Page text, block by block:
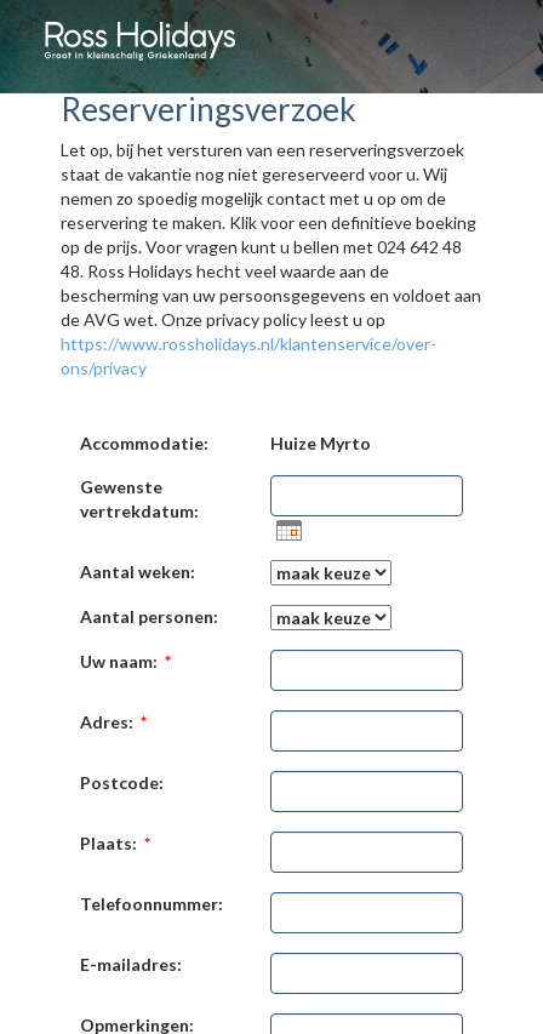
Reserveringsverzoek
Let op, bij het versturen van een reserveringsverzoek
staat de vakantie nog niet gereserveerd voor u. Wij
nemen zo spoedig mogelijk contact met u op om de
reservering te maken. Klik voor een definitieve boeking
op de prijs. Voor vragen kunt u bellen met 024 642 48
48. Ross Holidays hecht veel waarde aan de
bescherming van uw persoonsgegevens en voldoet aan
de AVG wet. Onze privacy policy leest u op
https://www.rossholidays.nl/klantenservice/over-
ons/privacy
Accommodatie: Huize Myrto
Gewenste
vertrekdatum:
Aantal weken:
Aantal personen:
Uw naam: *
Adres: *
Postcode:
Plaats: *
Telefoonnummer:
E-mailadres:
Opmerkingen: